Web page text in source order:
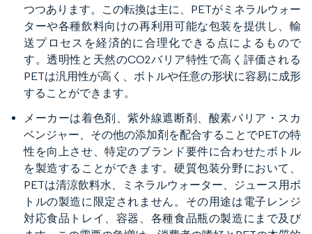
つつあります。この転換は主に、PETがミネラルウォー
ターや各種飲料向けの再利用可能な包装を提供し、輸
送プロセスを経済的に合理化できる点によるもので
す。透明性と天然のCO2バリア特性で高く評価される
PETは汎用性が高く、ボトルや任意の形状に容易に成形
することができます。
メーカーは着色剤、紫外線遮断剤、酸素バリア・スカ
ベンジャー、その他の添加剤を配合することでPETの特
性を向上させ、特定のブランド要件に合わせたボトル
を製造することができます。硬質包装分野において、
PETは清涼飲料水、ミネラルウォーター、ジュース用ボ
トルの製造に限定されません。その用途は電子レンジ
対応食品トレイ、容器、各種食品瓶の製造にまで及び